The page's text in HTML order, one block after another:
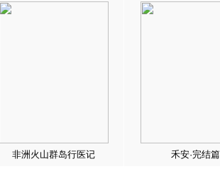
非洲火山群岛行医记 禾安·完结篇